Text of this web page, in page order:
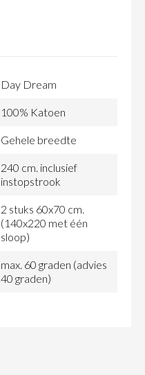
Day Dream
100% Katoen
Gehele breedte
240 cm. inclusief
instopstrook
2 stuks 60x70 cm.
(140x220 met één
sloop)
max. 60 graden (advies
40 graden)